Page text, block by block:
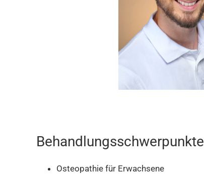
Behandlungsschwerpunkte
Osteopathie für Erwachsene